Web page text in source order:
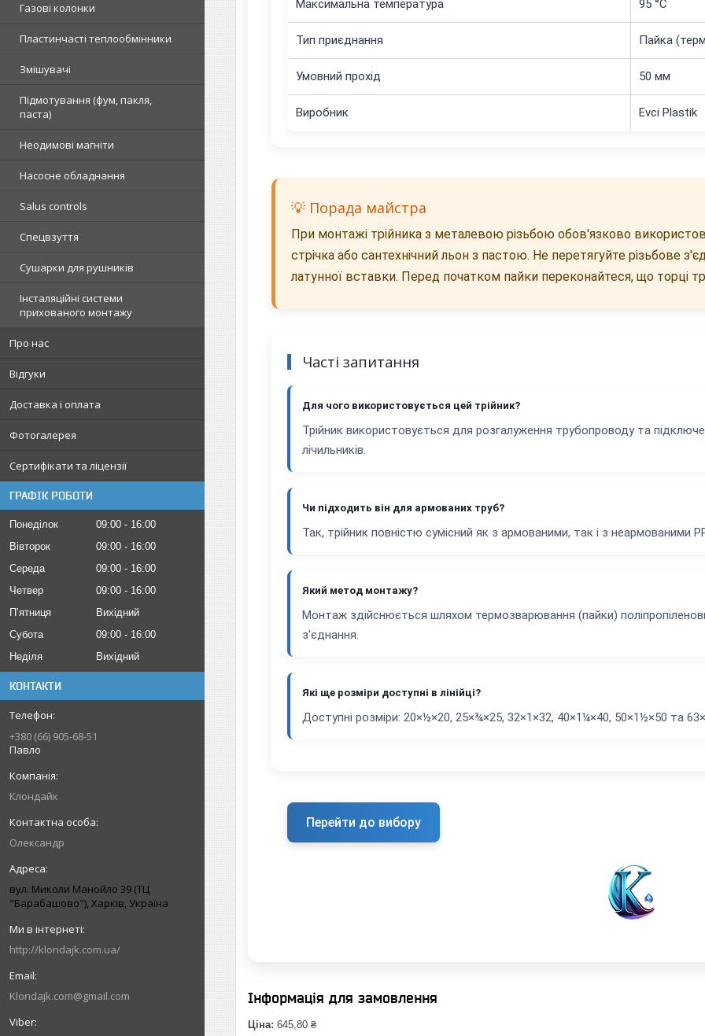
Газові колонки
Пластинчасті теплообмінники
Змішувачі
Підмотування (фум, пакля,
паста)
Неодимові магніти
Насосне обладнання
Salus controls
Спецвзуття
Сушарки для рушників
Інсталяційні системи
прихованого монтажу
Про нас
Відгуки
Доставка і оплата
Фотогалерея
Сертифікати та ліцензії
ГРАФІК РОБОТИ
Понеділок 09:00
16:00
Вівторок
09:00
16:00
Середа
09:00
16:00
Четвер
09:00
16:00
Пʼятниця
Вихідний
Субота
09:00
16:00
Неділя
Вихідний
КОНТАКТИ
+380 (66) 905-68-51
Павло
Клондайк
Олександр
вул. Миколи Манойло 39 (ТЦ
"Барабашово"), Харків, Україна
http://klondajk.com.ua/
Klondajk.com@gmail.com
Максимальна температура 95 °C
Тип приєднання Пайка
Умовний прохід 50 мм
Виробник Evci Plastik
💡 Порада майстра
При монтажі трійника з металевою різьбою обов'язково
стрічка або сантехнічний льон з пастою. Не перетягуйте різьбове
латунної вставки. Перед початком пайки переконайтеся, що торці
Часті запитання
Для чого використовується цей трійник?
Трійник використовується для розгалуження трубопроводу та
лічильників.
Чи підходить він для армованих труб?
Так, трійник повністю сумісний як з армованими, так і з неармованими
Який метод монтажу?
Монтаж здійснюється шляхом термозварювання (пайки)
з'єднання.
Які ще розміри доступні в лінійці?
Доступні розміри: 20×½×20, 25×¾×25, 32×1×32, 40×1¼×40, 50×1½×50 та
Перейти до вибору
Інформація для замовлення
Ціна: 645,80 ₴